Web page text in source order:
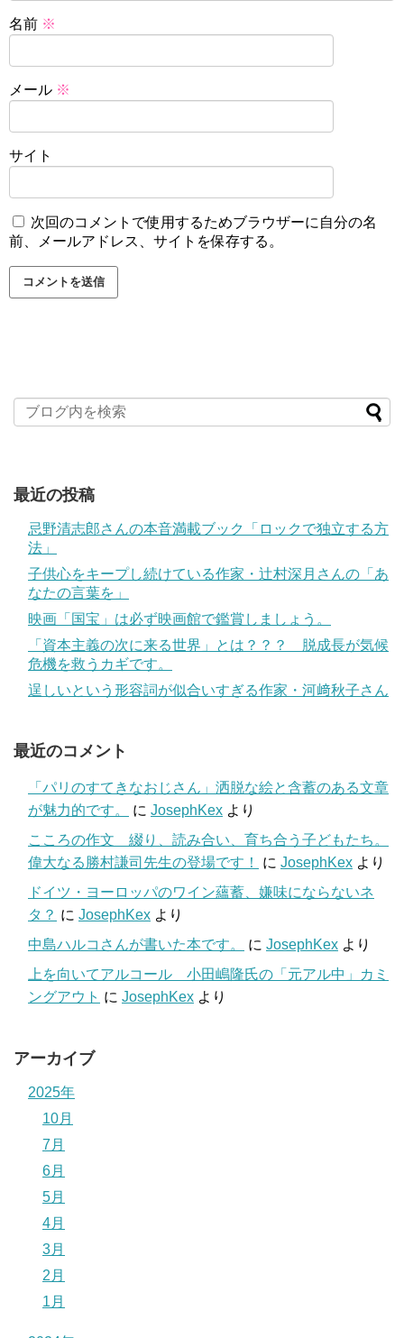
名前 ※
メール ※
サイト
次回のコメントで使用するためブラウザーに自分の名
前、メールアドレス、サイトを保存する。
最近の投稿
忌野清志郎さんの本音満載ブック「ロックで独立する方
法」
子供心をキープし続けている作家・辻村深月さんの「あ
なたの言葉を」
映画「国宝」は必ず映画館で鑑賞しましょう。
「資本主義の次に来る世界」とは？？？ 脱成長が気候
危機を救うカギです。
逞しいという形容詞が似合いすぎる作家・河﨑秋子さん
最近のコメント
「パリのすてきなおじさん」洒脱な絵と含蓄のある文章
が魅力的です。
に JosephKex より
こころの作文 綴り、読み合い、育ち合う子どもたち。
偉大なる勝村謙司先生の登場です！
に JosephKex より
ドイツ・ヨーロッパのワイン蘊蓄、嫌味にならないネ
タ？ に JosephKex より
中島ハルコさんが書いた本です。
に JosephKex より
上を向いてアルコール 小田嶋隆氏の「元アル中」カミ
ングアウト に JosephKex より
アーカイブ
2025年
10月
7月
6月
5月
4月
3月
2月
1月